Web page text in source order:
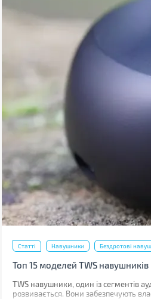
Статті Навушники Бездротові
Топ 15 моделей TWS
TWS навушники, один із сегментів
розвивається. Вони забезпечують